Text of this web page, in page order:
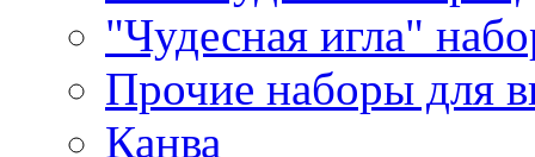
"Чудесная игла"
Прочие наборы для
Канва